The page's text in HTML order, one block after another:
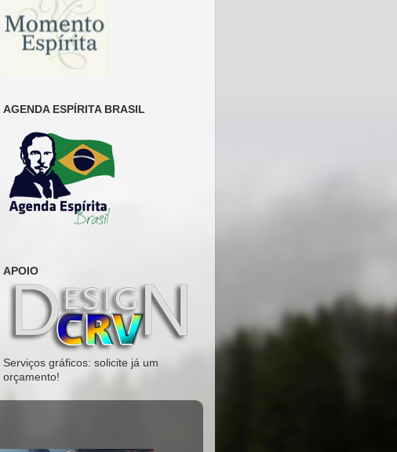
AGENDA ESPÍRITA BRASIL
APOIO
Serviços gráficos: solicite já um
orçamento!